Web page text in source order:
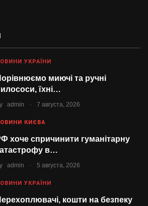
УКРАЇНИ
миючі та ручні
їхні…
admin . 7 августа, 2026
КИЄВА
хоче спричинити гуманітарну
в…
admin . 5 августа, 2026
УКРАЇНИ
кошти на безпеку